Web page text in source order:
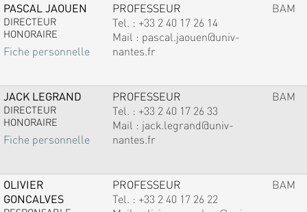
PASCAL JAOUEN
DIRECTEUR
HONORAIRE
Fiche personnelle
PROFESSEUR
Tel. : +33 2 40 17 26 14
Mail : pascal.jaouen@univ-
nantes.fr
BAM
JACK LEGRAND
DIRECTEUR
HONORAIRE
Fiche personnelle
PROFESSEUR
Tel. : +33 2 40 17 26 33
Mail : jack.legrand@univ-
nantes.fr
BAM
OLIVIER
GONCALVES
PROFESSEUR
Tel. : +33 2 40 17 26 22
BAM